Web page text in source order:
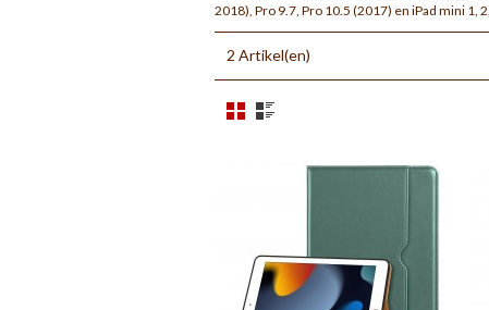
2018), Pro 9.7, Pro 10.5 (2017) en iPad mini 1,
2 Artikel(en)